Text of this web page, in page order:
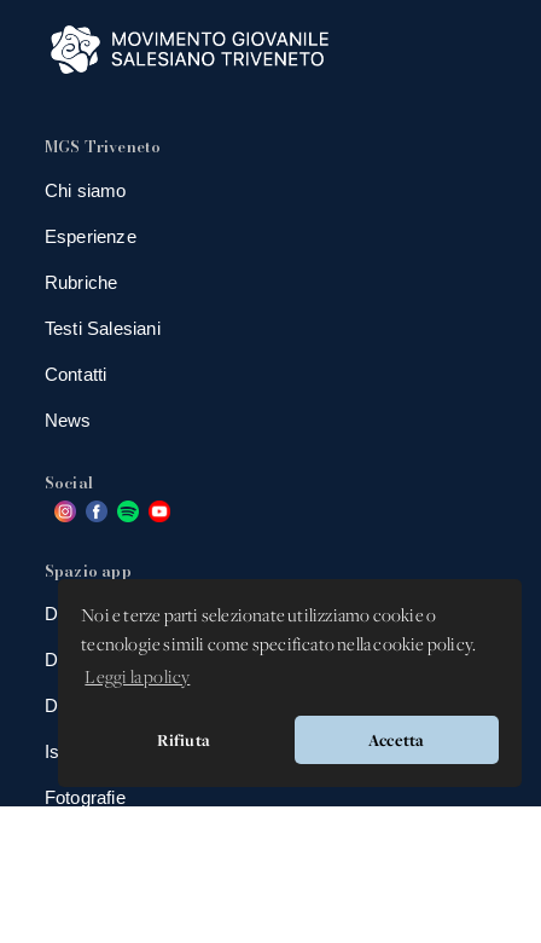
Noi e terze parti selezionate utilizziamo cookie o
tecnologie simili come specificato nella cookie policy.
Leggi la policy
Rifiuta Accetta
MGS Triveneto
Chi siamo
Esperienze
Rubriche
Testi Salesiani
Contatti
News
Social
Spazio app
DBAnima
DBContest
DBDrive
Iscrizioni
Fotografie